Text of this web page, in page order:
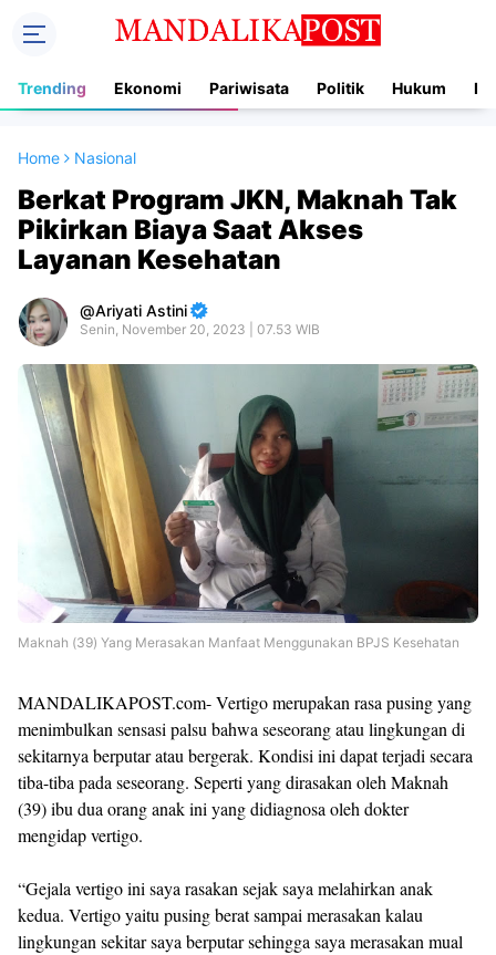
Trending Ekonomi Pariwisata Politik Hukum
Home Nasional
Berkat Program JKN, Maknah Tak
Pikirkan Biaya Saat Akses
Layanan Kesehatan
Ariyati Astini
Senin, November 20, 2023 | 07.53 WIB
Maknah (39) Yang Merasakan Manfaat Menggunakan BPJS Kesehatan
MANDALIKAPOST.com- Vertigo merupakan rasa pusing yang
menimbulkan sensasi palsu bahwa seseorang atau lingkungan di
sekitarnya berputar atau bergerak. Kondisi ini dapat terjadi secara
tiba-tiba pada seseorang. Seperti yang dirasakan oleh Maknah
(39) ibu dua orang anak ini yang didiagnosa oleh dokter
mengidap vertigo.
“Gejala vertigo ini saya rasakan sejak saya melahirkan anak
kedua. Vertigo yaitu pusing berat sampai merasakan kalau
lingkungan sekitar saya berputar sehingga saya merasakan mual